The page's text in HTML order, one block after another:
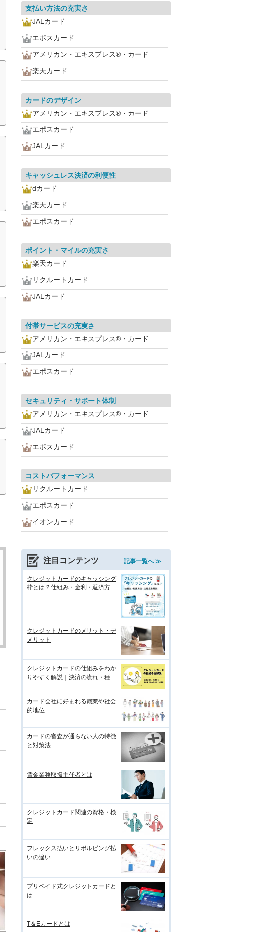
支払い方法の充実さ
JALカード
エポスカード
アメリカン・エキスプレス®・カード
楽天カード
カードのデザイン
アメリカン・エキスプレス®・カード
エポスカード
JALカード
キャッシュレス決済の利便性
dカード
楽天カード
エポスカード
ポイント・マイルの充実さ
楽天カード
リクルートカード
JALカード
付帯サービスの充実さ
アメリカン・エキスプレス®・カード
JALカード
エポスカード
セキュリティ・サポート体制
アメリカン・エキスプレス®・カード
JALカード
エポスカード
コストパフォーマンス
リクルートカード
エポスカード
イオンカード
注目コンテンツ 記事一覧へ ≫
クレジットカードのキャッシング
枠とは？仕組み・金利・返済方...
クレジットカードのメリット・デ
メリット
クレジットカードの仕組みをわか
りやすく解説｜決済の流れ・種...
カード会社に好まれる職業や社会
的地位
カードの審査が通らない人の特徴
と対策法
賃金業務取扱主任者とは
クレジットカード関連の資格・検
定
フレックス払いとリボルビング払
いの違い
プリペイド式クレジットカードと
は
T＆Eカードとは